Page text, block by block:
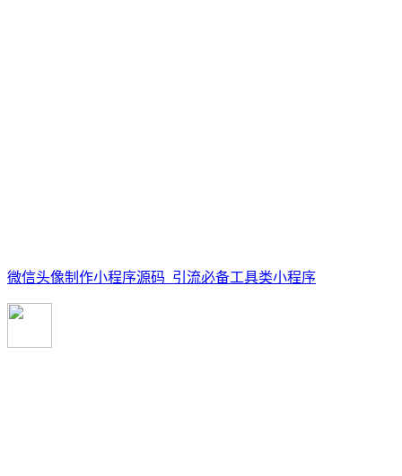
微信头像制作小程序源码_引流必备工具类小程序